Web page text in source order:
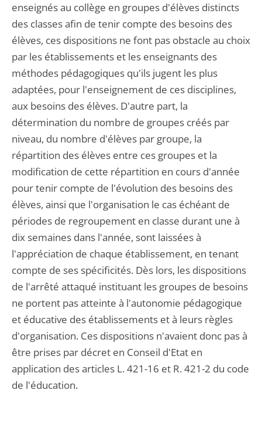
enseignés au collège en groupes d'élèves distincts
des classes afin de tenir compte des besoins des
élèves, ces dispositions ne font pas obstacle au choix
par les établissements et les enseignants des
méthodes pédagogiques qu'ils jugent les plus
adaptées, pour l'enseignement de ces disciplines,
aux besoins des élèves. D'autre part, la
détermination du nombre de groupes créés par
niveau, du nombre d'élèves par groupe, la
répartition des élèves entre ces groupes et la
modification de cette répartition en cours d'année
pour tenir compte de l'évolution des besoins des
élèves, ainsi que l'organisation le cas échéant de
périodes de regroupement en classe durant une à
dix semaines dans l'année, sont laissées à
l'appréciation de chaque établissement, en tenant
compte de ses spécificités. Dès lors, les dispositions
de l'arrêté attaqué instituant les groupes de besoins
ne portent pas atteinte à l'autonomie pédagogique
et éducative des établissements et à leurs règles
d'organisation. Ces dispositions n'avaient donc pas à
être prises par décret en Conseil d'Etat en
application des articles L. 421-16 et R. 421-2 du code
de l'éducation.